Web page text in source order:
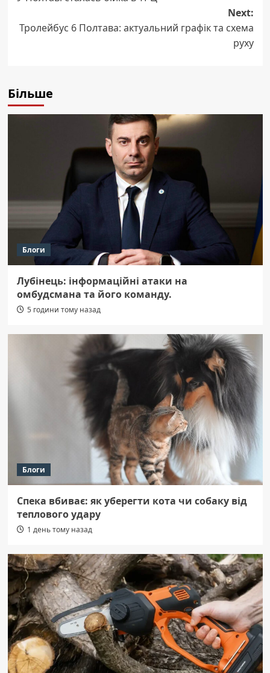
Next:
Тролейбус 6 Полтава: актуальний графік та схема
руху
Більше
Блоги
Лубінець: інформаційні атаки на
омбудсмана та його команду.
5 години тому назад
Блоги
Спека вбиває: як уберегти кота чи собаку від
теплового удару
1 день тому назад